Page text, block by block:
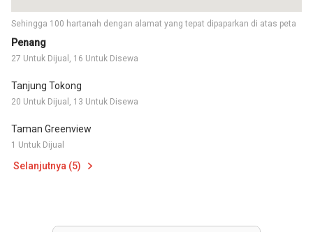
Penang
27 Untuk Dijual, 16 Untuk Disewa
Tanjung Tokong
20 Untuk Dijual, 13 Untuk Disewa
Taman Greenview
1 Untuk Dijual
Selanjutnya (5)
Sehingga 100 hartanah dengan alamat yang tepat dipaparkan di atas peta